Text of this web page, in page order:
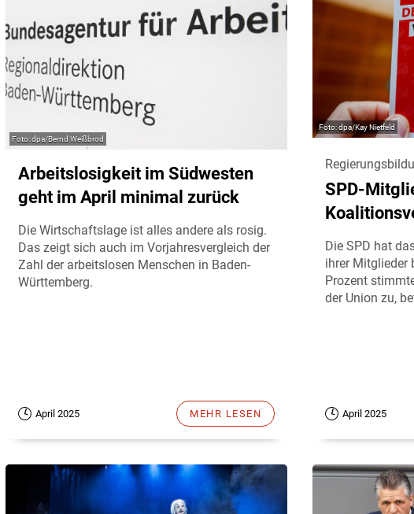
dpa/Bernd Weißbrod
Arbeitslosigkeit im Südwesten
geht im April minimal zurück
Die Wirtschaftslage ist alles andere als rosig.
Das zeigt sich auch im Vorjahresvergleich der
Zahl der arbeitslosen Menschen in Baden-
Württemberg.
April 2025 MEHR LESEN
dpa/Kay Nietfeld
SPD-
Die SPD hat
ihrer Mitglieder
Prozent
der Union zu,
April 2025